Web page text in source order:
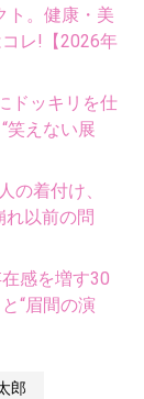
ト。健康・美
レ!【2026年
ドッキリを仕
笑えない展
の着付け、
れ以前の問
感を増す30
“眉間の演
郎